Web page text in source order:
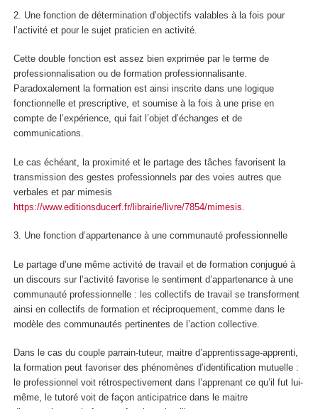
2. Une fonction de détermination d’objectifs valables à la fois pour
l’activité et pour le sujet praticien en activité.
Cette double fonction est assez bien exprimée par le terme de
professionnalisation ou de formation professionnalisante.
Paradoxalement la formation est ainsi inscrite dans une logique
fonctionnelle et prescriptive, et soumise à la fois à une prise en
compte de l’expérience, qui fait l’objet d’échanges et de
communications.
Le cas échéant, la proximité et le partage des tâches favorisent la
transmission des gestes professionnels par des voies autres que
verbales et par mimesis
https://www.editionsducerf.fr/librairie/livre/7854/mimesis
3. Une fonction d’appartenance à une communauté professionnelle
Le partage d’une même activité de travail et de formation conjugué à
un discours sur l’activité favorise le sentiment d’appartenance à une
communauté professionnelle : les collectifs de travail se transforment
ainsi en collectifs de formation et réciproquement, comme dans le
modèle des communautés pertinentes de l’action collective.
Dans le cas du couple parrain-tuteur, maitre d’apprentissage-apprenti,
la formation peut favoriser des phénomènes d’identification mutuelle :
le professionnel voit rétrospectivement dans l’apprenant ce qu’il fut lui-
même, le tutoré voit de façon anticipatrice dans le maitre